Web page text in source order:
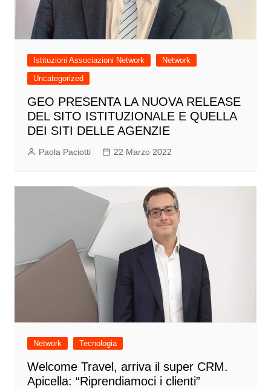
Istituzioni Associazioni Network
Network
Uncategorized
GEO PRESENTA LA NUOVA RELEASE
DEL SITO ISTITUZIONALE E QUELLA
DEI SITI DELLE AGENZIE
Paola Paciotti 22 Marzo 2022
Network Tecnologia
Welcome Travel, arriva il super CRM.
Apicella: “Riprendiamoci i clienti”